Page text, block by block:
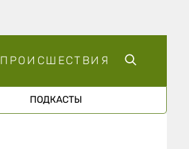
ПРОИСШЕСТВИЯ
ПОДКАСТЫ